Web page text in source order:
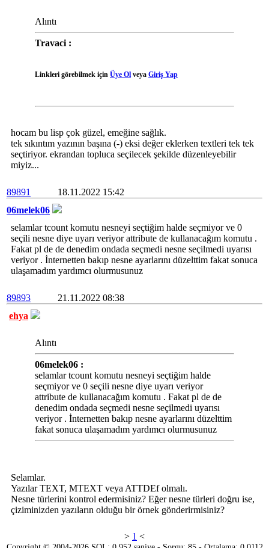
Alıntı
Travaci :
Linkleri görebilmek için Üye Ol veya Giriş Yap
hocam bu lisp çok güzel, emeğine sağlık.
tek sıkıntım yazının başına (-) eksi değer eklerken textleri tek tek
seçtiriyor. ekrandan topluca seçilecek şekilde düzenleyebilir
miyiz...
89891
18.11.2022 15:42
06melek06
selamlar tcount komutu nesneyi seçtiğim halde seçmiyor ve 0
seçili nesne diye uyarı veriyor attribute de kullanacağım komutu .
Fakat pl de de denedim ondada seçmedi nesne seçilmedi uyarısı
veriyor . İnternetten bakıp nesne ayarlarını düzelttim fakat sonuca
ulaşamadım yardımcı olurmusunuz
89893
21.11.2022 08:38
ehya
Alıntı
06melek06 :
selamlar tcount komutu nesneyi seçtiğim halde
seçmiyor ve 0 seçili nesne diye uyarı veriyor
attribute de kullanacağım komutu . Fakat pl de de
denedim ondada seçmedi nesne seçilmedi uyarısı
veriyor . İnternetten bakıp nesne ayarlarını düzelttim
fakat sonuca ulaşamadım yardımcı olurmusunuz
Selamlar.
Yazılar TEXT, MTEXT veya ATTDEf olmalı.
Nesne türlerini kontrol edermisiniz? Eğer nesne türleri doğru ise,
çiziminizden yazıların olduğu bir örnek gönderirmisiniz?
> 1 <